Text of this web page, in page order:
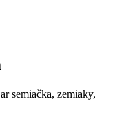
semiačka, zemiaky,